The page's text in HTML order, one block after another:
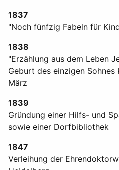
1837
"Noch fünfzig Fabeln für
1838
"Erzählung aus dem Leben
Geburt des einzigen
März
1839
Gründung einer Hilfs- und
sowie einer Dorfbibliothek
1847
Verleihung der